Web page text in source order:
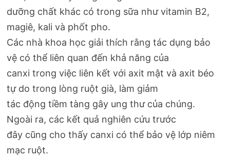
dưỡng chất khác có trong sữa như vitamin B2,
magiê, kali và phốt pho.
Các nhà khoa học giải thích rằng tác dụng bảo
vệ có thể liên quan đến khả năng của
canxi trong việc liên kết với axit mật và axit béo
tự do trong lòng ruột già, làm giảm
tác động tiềm tàng gây ung thư của chúng.
Ngoài ra, các kết quả nghiên cứu trước
đây cũng cho thấy canxi có thể bảo vệ lớp niêm
mạc ruột.